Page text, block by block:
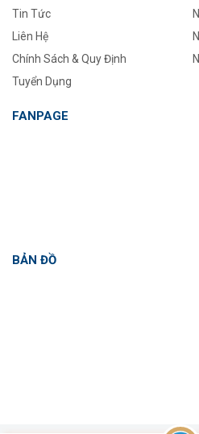
Tin Tức
–
Liên Hệ
Chính Sách & Quy Định
Tuyển Dụng
FANPAGE
BẢN ĐỒ